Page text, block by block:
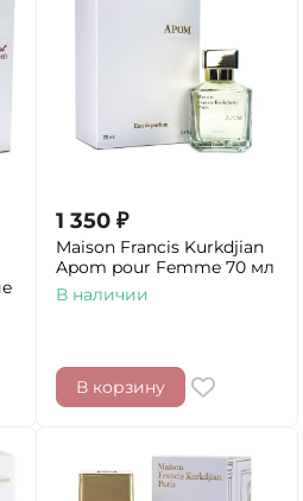
1 350 ₽
Maison Francis Kurkdjian
Apom pour Femme 70 мл
В наличии
В корзину